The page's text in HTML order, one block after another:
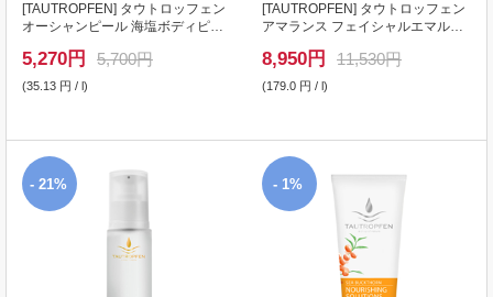
[TAUTROPFEN] タウトロッフェン
オーシャンピール 海塩ボディピー
5,270円 5,700円
(35.13 円 / l)
[TAUTROPFEN] タウトロッフェン
アマランス フェイシャルエマルジ
8,950円 11,530円
(179.0 円 / l)
- 21% - 1%